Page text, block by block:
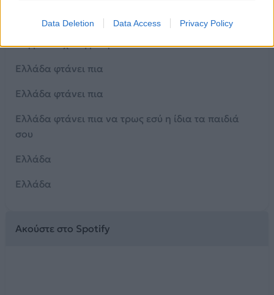
Data Deletion Data Access Privacy Policy
Με διώχνεις μακριά σου
Μη με διώχνεις μακριά
Ελλάδα φτάνει πια
Ελλάδα φτάνει πια
Ελλάδα φτάνει πια να τρως εσύ η ίδια τα παιδιά
σου
Ελλάδα
Ελλάδα
Ακούστε στο Spotify